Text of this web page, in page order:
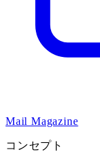
Mail Magazine
コンセプト